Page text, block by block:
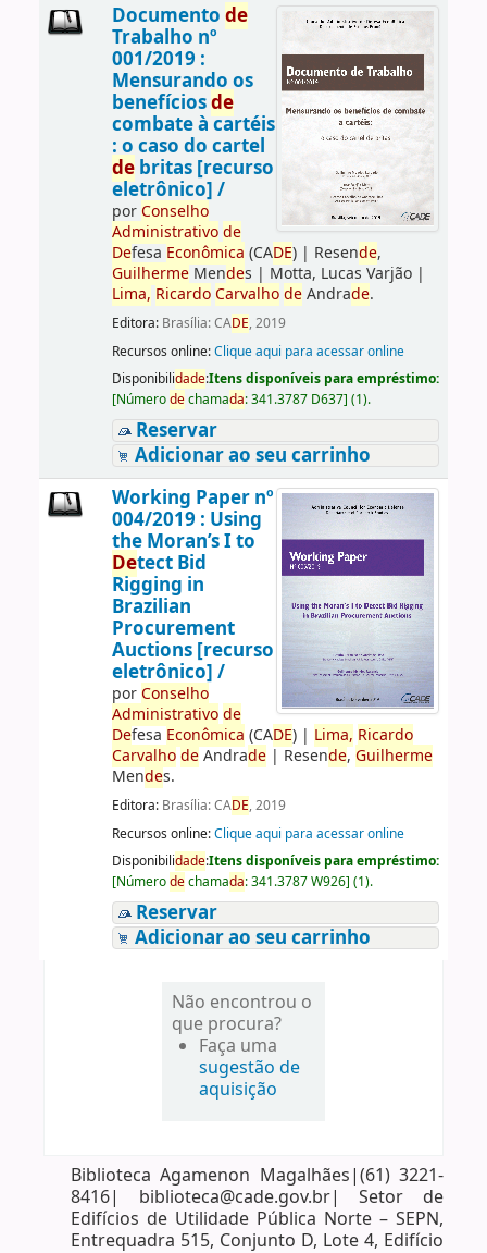
Documento de
Trabalho nº
001/2019 :
Mensurando os
benefíciosde
combate à cartéis
: o caso do cartel
debritas [recurso
eletrônico] /
porConselho
Administrativo de
Defesa Econômica (CADE)| Resende,
GuilhermeMendes | Motta, Lucas Varjão|
Lima, Ricardo Carvalho deAndrade.
Editora: Brasília: CADE, 2019
Recursos online:Clique aqui para acessar online
Disponibilidade:Itens disponíveis para empréstimo:
[Númerodechamada:341.3787 D637] (1).
Reservar
Adicionar ao seu carrinho
Working Paper nº
004/2019 : Using
the Moran’s I to
Detect Bid
Rigging in
Brazilian
Procurement
Auctions [recurso
eletrônico] /
porConselho
Administrativo de
Defesa Econômica (CADE)| Lima, Ricardo
Carvalho deAndrade| Resende, Guilherme
Mendes.
Editora: Brasília: CADE, 2019
Recursos online:Clique aqui para acessar online
Disponibilidade:Itens disponíveis para empréstimo:
[Númerodechamada:341.3787 W926] (1).
Reservar
Adicionar ao seu carrinho
Não encontrou o
que procura?
Faça uma
sugestão de
aquisição
Biblioteca Agamenon Magalhães|(61) 3221-
8416| biblioteca@cade.gov.br| Setor de
Edifícios de Utilidade Pública Norte – SEPN,
Entrequadra 515, Conjunto D, Lote 4, Edifício